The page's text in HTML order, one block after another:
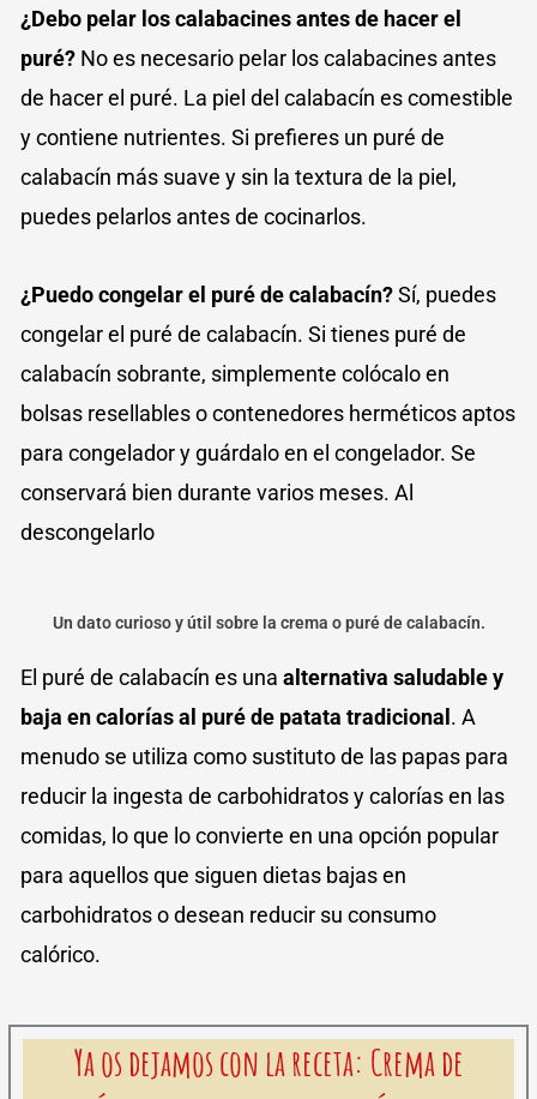
¿Debo pelar los calabacines antes de hacer el
puré? No es necesario pelar los calabacines antes
de hacer el puré. La piel del calabacín es comestible
y contiene nutrientes. Si prefieres un puré de
calabacín más suave y sin la textura de la piel,
puedes pelarlos antes de cocinarlos.
¿Puedo congelar el puré de calabacín?Sí, puedes
congelar el puré de calabacín. Si tienes puré de
calabacín sobrante, simplemente colócalo en
bolsas resellables o contenedores herméticos aptos
para congelador y guárdalo en el congelador. Se
conservará bien durante varios meses. Al
descongelarlo
Un dato curioso y útil sobre la crema o puré de calabacín.
El puré de calabacín es unaalternativa saludable y
baja en calorías al puré de patata tradicional .A
menudo se utiliza como sustituto de las papas para
reducir la ingesta de carbohidratos y calorías en las
comidas, lo que lo convierte en una opción popular
para aquellos que siguen dietas bajas en
carbohidratos o desean reducir su consumo
calórico.
Ya os dejamos con la receta: Crema de